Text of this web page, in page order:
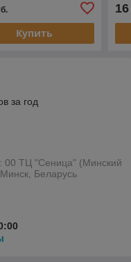
Купить
16
за год
00 ТЦ "Сеница" (Минский
Беларусь